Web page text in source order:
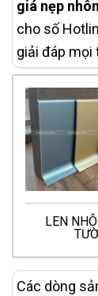
giá nẹp
cho số
giải đáp mọi
LEN
Các dòng